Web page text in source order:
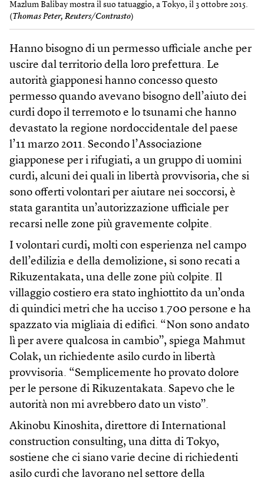
Mazlum Balibay mostra il suo tatuaggio, a Tokyo, il 3 ottobre 2015.
(Thomas Peter, Reuters/Contrasto)
Hanno bisogno di un permesso ufficiale anche per
uscire dal territorio della loro prefettura. Le
autorità giapponesi hanno concesso questo
permesso quando avevano bisogno dell’aiuto dei
curdi dopo il terremoto e lo tsunami che hanno
devastato la regione nordoccidentale del paese
l’11 marzo 2011. Secondo l’Associazione
giapponese per i rifugiati, a un gruppo di uomini
curdi, alcuni dei quali in libertà provvisoria, che si
sono offerti volontari per aiutare nei soccorsi, è
stata garantita un’autorizzazione ufficiale per
recarsi nelle zone più gravemente colpite.
I volontari curdi, molti con esperienza nel campo
dell’edilizia e della demolizione, si sono recati a
Rikuzentakata, una delle zone più colpite. Il
villaggio costiero era stato inghiottito da un’onda
di quindici metri che ha ucciso 1.700 persone e ha
spazzato via migliaia di edifici. “Non sono andato
lì per avere qualcosa in cambio”, spiega Mahmut
Colak, un richiedente asilo curdo in libertà
provvisoria. “Semplicemente ho provato dolore
per le persone di Rikuzentakata. Sapevo che le
autorità non mi avrebbero dato un visto”.
Akinobu Kinoshita, direttore di International
construction consulting, una ditta di Tokyo,
sostiene che ci siano varie decine di richiedenti
asilo curdi che lavorano nel settore della